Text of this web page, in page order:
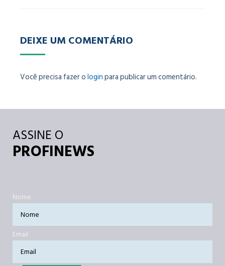
DEIXE UM COMENTÁRIO
Você precisa fazer ologinpara publicar um comentário.
ASSINE O
PROFINEWS
Nome
Email